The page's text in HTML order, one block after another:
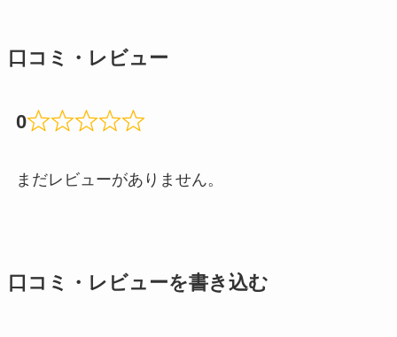
口コミ・レビュー
0
まだレビューがありません。
口コミ・レビューを書き込む